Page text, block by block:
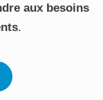
aux besoins
.